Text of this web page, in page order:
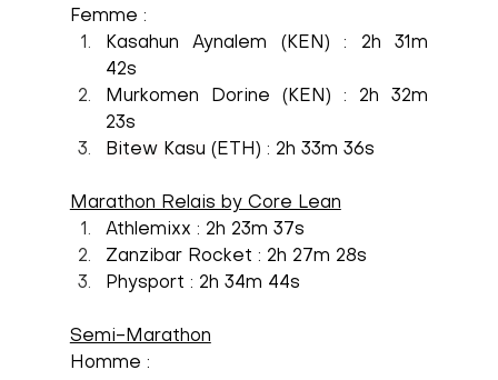
Femme :
Kasahun Aynalem (KEN) : 2h 31m
42s
Murkomen Dorine (KEN) : 2h 32m
23s
Bitew Kasu (ETH) : 2h 33m 36s
Marathon Relais by Core Lean
Athlemixx : 2h 23m 37s
Zanzibar Rocket : 2h 27m 28s
Physport : 2h 34m 44s
Semi-Marathon
Homme :